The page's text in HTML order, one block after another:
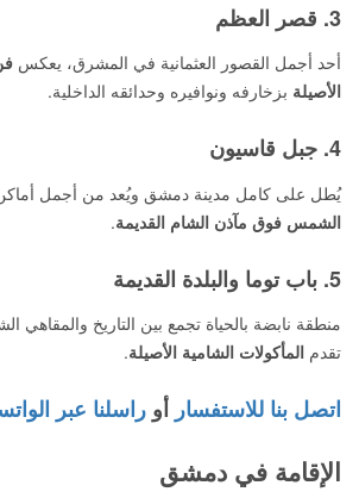
3. قصر العظم
أحد أجمل القصور العثمانية في المشرق، يعكس
الأصيلة بزخارفه ونوافيره وحدائقه الداخلية.
4. جبل قاسيون
يُطل على كامل مدينة دمشق ويُعد من أجمل
الشمس فوق مآذن الشام القديمة.
5. باب توما والبلدة القديمة
منطقة نابضة بالحياة تجمع بين التاريخ والمقاهي
تقدم المأكولات الشامية الأصيلة.
اتصل بنا للاستفسار أو راسلنا عبر
الإقامة في دمشق